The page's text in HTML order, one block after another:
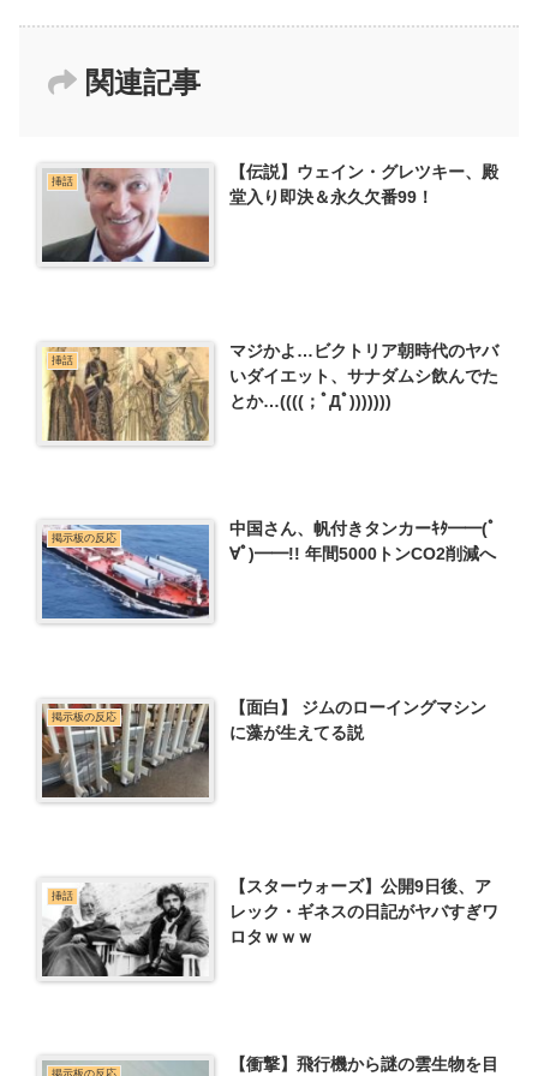
関連記事
挿話
【伝説】ウェイン・グレツキー、殿
堂入り即決＆永久欠番99！
挿話
マジかよ…ビクトリア朝時代のヤバ
いダイエット、サナダムシ飲んでた
とか…((((；ﾟДﾟ)))))))
掲示板の反応
中国さん、帆付きタンカーｷﾀ━━(ﾟ
∀ﾟ)━━!! 年間5000トンCO2削減へ
掲示板の反応
【面白】 ジムのローイングマシン
に藻が生えてる説
挿話
【スターウォーズ】公開9日後、ア
レック・ギネスの日記がヤバすぎワ
ロタｗｗｗ
【衝撃】飛行機から謎の雲生物を目